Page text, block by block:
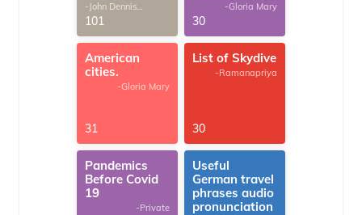
-John Dennis
G.Thomas
101
-Gloria Mary
30
American
cities.
-Gloria Mary
31
List of Skydive
-Ramanapriya
30
Pandemics
Before Covid
19
-Private
Useful
German travel
phrases audio
pronunciation